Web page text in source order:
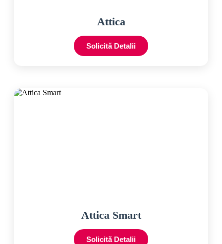
Attica
Solicită Detalii
Attica Smart
Solicită Detalii